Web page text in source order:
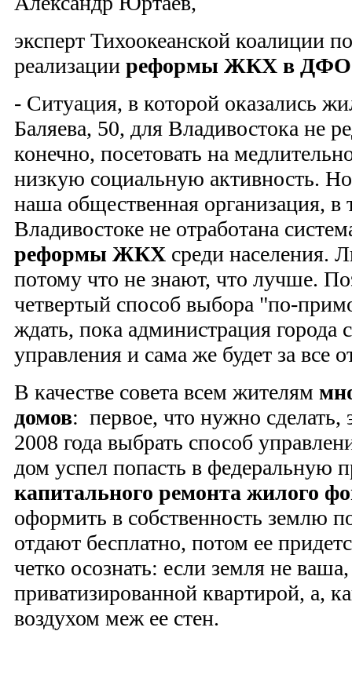
эксперт Тихоокеанской коалиции
реализации реформы ЖКХ в
- Ситуация, в которой оказались
Баляева, 50, для Владивостока не
конечно, посетовать на
низкую социальную активность.
наша общественная организация, в
Владивостоке не отработана
реформы ЖКХ среди населения.
потому что не знают, что лучше.
четвертый способ выбора "по-
ждать, пока администрация города
управления и сама же будет за все
В качестве совета всем жителям
домов: первое, что нужно сделать,
2008 года выбрать способ
дом успел попасть в федеральную
капитального ремонта жилого
оформить в собственность землю
отдают бесплатно, потом ее
четко осознать: если земля не
приватизированной квартирой, а,
воздухом меж ее стен.